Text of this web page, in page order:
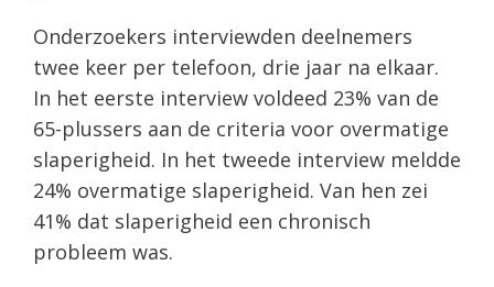
Onderzoekers interviewden deelnemers
twee keer per telefoon, drie jaar na elkaar.
In het eerste interview voldeed 23% van de
65-plussers aan de criteria voor overmatige
slaperigheid. In het tweede interview meldde
24% overmatige slaperigheid. Van hen zei
41% dat slaperigheid een chronisch
probleem was.